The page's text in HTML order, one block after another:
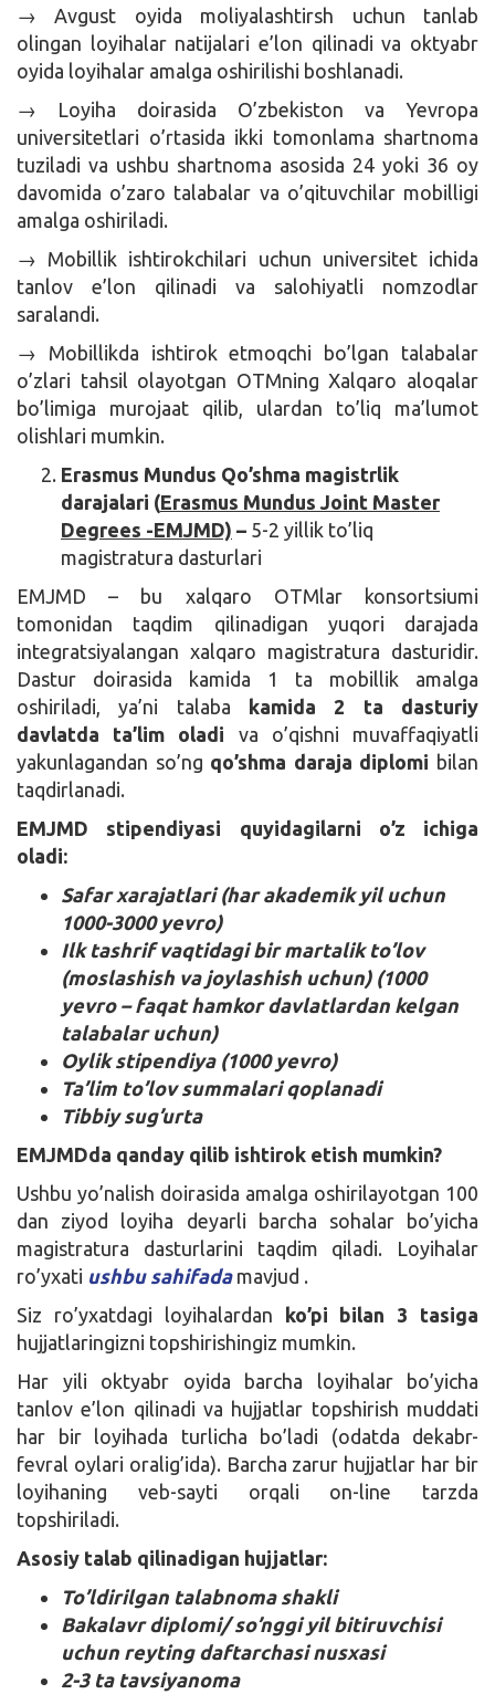
→ Avgust oyida moliyalashtirsh uchun tanlab
olingan loyihalar natijalari e’lon qilinadi va oktyabr
oyida loyihalar amalga oshirilishi boshlanadi.
→ Loyiha doirasida O’zbekiston va Yevropa
universitetlari o’rtasida ikki tomonlama shartnoma
tuziladi va ushbu shartnoma asosida 24 yoki 36 oy
davomida o’zaro talabalar va o’qituvchilar mobilligi
amalga oshiriladi.
→ Mobillik ishtirokchilari uchun universitet ichida
tanlov e’lon qilinadi va salohiyatli nomzodlar
saralandi.
→ Mobillikda ishtirok etmoqchi bo’lgan talabalar
o’zlari tahsil olayotgan OTMning Xalqaro aloqalar
bo’limiga murojaat qilib, ulardan to’liq ma’lumot
olishlari mumkin.
Erasmus Mundus Qo’shma magistrlik
darajalari (Erasmus Mundus Joint Master
Degrees -EMJMD) – 5-2 yillik to’liq
magistratura dasturlari
EMJMD – bu xalqaro OTMlar konsortsiumi
tomonidan taqdim qilinadigan yuqori darajada
integratsiyalangan xalqaro magistratura dasturidir.
Dastur doirasida kamida 1 ta mobillik amalga
oshiriladi, ya’ni talaba
kamida 2 ta dasturiy
davlatda ta’lim oladi va o’qishni muvaffaqiyatli
yakunlagandan so’ng qo’shma daraja diplomi bilan
taqdirlanadi.
EMJMD stipendiyasi quyidagilarni o’z ichiga
oladi:
Safar xarajatlari (har akademik yil uchun
1000-3000 yevro)
Ilk tashrif vaqtidagi bir martalik to’lov
(moslashish va joylashish uchun) (1000
yevro – faqat hamkor davlatlardan kelgan
talabalar uchun)
Oylik stipendiya (1000 yevro)
Ta’lim to’lov summalari qoplanadi
Tibbiy sug’urta
EMJMDda qanday qilib ishtirok etish mumkin?
Ushbu yo’nalish doirasida amalga oshirilayotgan 100
dan ziyod loyiha deyarli barcha sohalar bo’yicha
magistratura dasturlarini taqdim qiladi. Loyihalar
ro’yxati ushbu sahifadamavjud .
Siz ro’yxatdagi loyihalardan
ko’pi bilan
3 tasiga
hujjatlaringizni topshirishingiz mumkin.
Har yili oktyabr oyida barcha loyihalar bo’yicha
tanlov e’lon qilinadi va hujjatlar topshirish muddati
har bir loyihada turlicha bo’ladi (odatda dekabr-
fevral oylari oralig’ida). Barcha zarur hujjatlar har bir
loyihaning veb-sayti orqali on-line tarzda
topshiriladi.
Asosiy talab qilinadigan hujjatlar:
To’ldirilgan talabnoma shakli
Bakalavr diplomi/ so’nggi yil bitiruvchisi
uchun reyting daftarchasi nusxasi
2-3 ta tavsiyanoma